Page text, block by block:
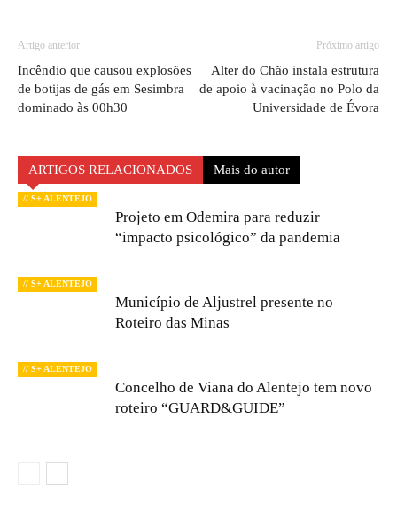
Artigo anterior
Incêndio que causou explosões
de botijas de gás em Sesimbra
dominado às 00h30
Próximo artigo
Alter do Chão instala estrutura
de apoio à vacinação no Polo da
Universidade de Évora
ARTIGOS RELACIONADOS Mais do autor
// S+ ALENTEJO
Projeto em Odemira para reduzir
“impacto psicológico” da pandemia
// S+ ALENTEJO
Município de Aljustrel presente no
Roteiro das Minas
// S+ ALENTEJO
Concelho de Viana do Alentejo tem novo
roteiro “GUARD&GUIDE”